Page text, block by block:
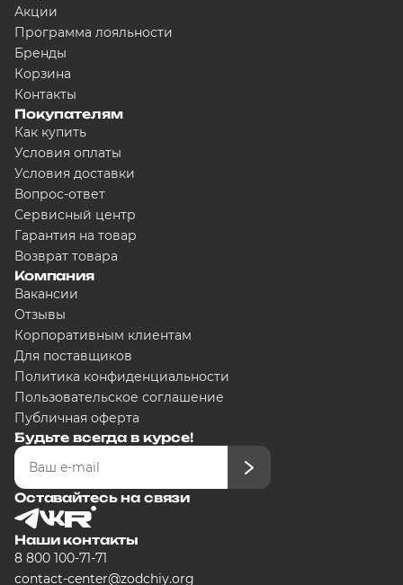
Для клиентов всех банков
Оплачивайте сегодня только
Оставшиеся части будут
графику
Акции
Программа лояльности
Бренды
Корзина
Контакты
Покупателям
Как купить
Условия оплаты
Условия доставки
Вопрос-ответ
Сервисный центр
Гарантия на товар
Возврат товара
Компания
Вакансии
Отзывы
Корпоративным клиентам
Для поставщиков
Политика конфиденциальности
Пользовательское соглашение
Публичная оферта
Будьте всегда в курсе!
Оставайтесь на связи
Наши контакты
8 800 100-71-71
contact-center@zodchiy.org